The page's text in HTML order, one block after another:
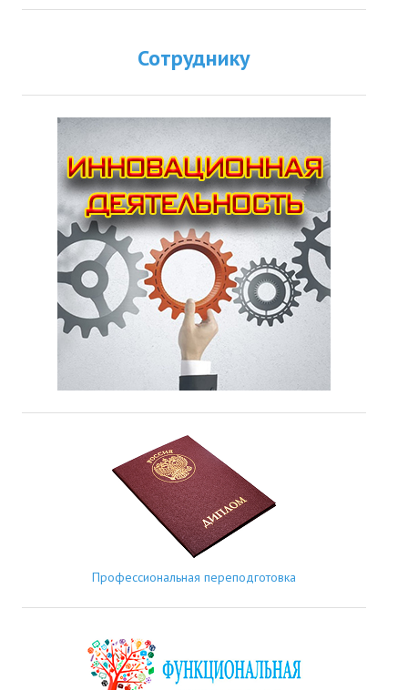
Сотруднику
Профессиональная переподготовка